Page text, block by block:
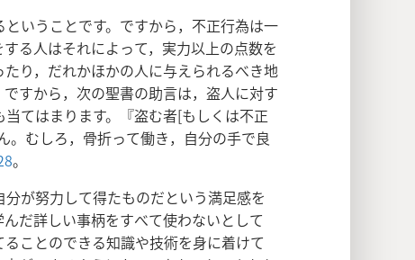
いうことです。ですから，不正行為は一
る人はそれによって，実力以上の点数を
り，だれかほかの人に与えられるべき地
すから，次の聖書の助言は，盗人に対す
てはまります。『盗む者[もしくは不正
。むしろ，骨折って働き，自分の手で良
。
が努力して得たものだという満足感を
だ詳しい事柄をすべて使わないとして
ことのできる知識や技術を身に着けて